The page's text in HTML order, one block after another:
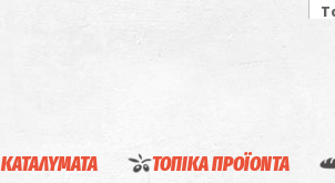
ΚΑΤΑΛΥΜΑΤΑ ΤΟΠΙΚΑ ΠΡΟΪΟΝΤΑ